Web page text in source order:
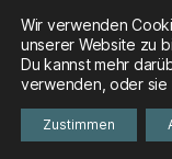
© 2026Nebenan
Datenschutz
Wir verwenden
unserer Website zu
Du kannst mehr
verwenden, oder sie
Zustimmen